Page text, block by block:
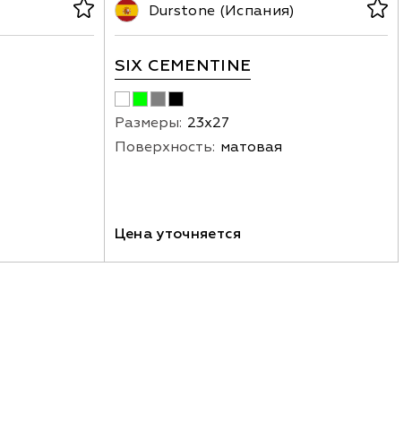
Durstone (Испания)
SIX CEMENTINE
Размеры: 23х27
Поверхность: матовая
Цена уточняется